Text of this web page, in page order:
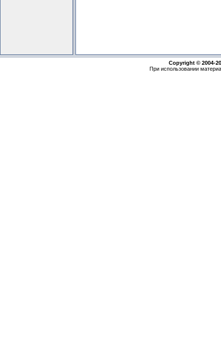
Copyright © 2004-
При использовании